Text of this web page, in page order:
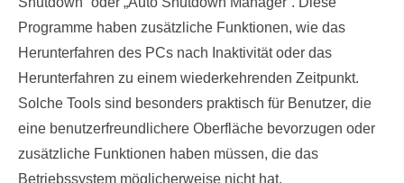
Programme haben zusätzliche Funktionen, wie das
Herunterfahren des PCs nach Inaktivität oder das
Herunterfahren zu einem wiederkehrenden Zeitpunkt.
Solche Tools sind besonders praktisch für Benutzer, die
eine benutzerfreundlichere Oberfläche bevorzugen oder
zusätzliche Funktionen haben müssen, die das
Betriebssystem möglicherweise nicht hat.